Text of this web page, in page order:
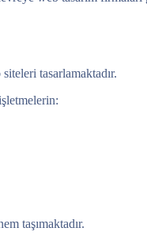
tasarlamaktadır.
taşımaktadır.